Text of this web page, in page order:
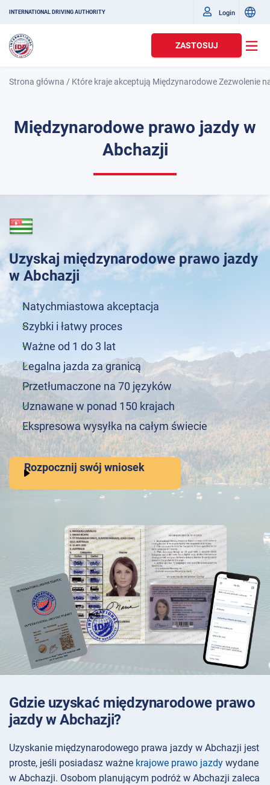
INTERNATIONAL DRIVING AUTHORITY Login
ZASTOSUJ
Strona główna / Które kraje akceptują Międzynarodowe Zezwolenie
Międzynarodowe prawo jazdy w
Abchazji
Uzyskaj międzynarodowe prawo jazdy
w Abchazji
Natychmiastowa akceptacja
Szybki i łatwy proces
Ważne od 1 do 3 lat
Legalna jazda za granicą
Przetłumaczone na 70 języków
Uznawane w ponad 150 krajach
Ekspresowa wysyłka na całym świecie
Rozpocznij swój wniosek
Gdzie uzyskać międzynarodowe prawo
jazdy w Abchazji?
Uzyskanie międzynarodowego prawa jazdy w Abchazji jest
proste, jeśli posiadasz ważne krajowe prawo jazdy wydane
w Abchazji. Osobom planującym podróż w Abchazji zaleca